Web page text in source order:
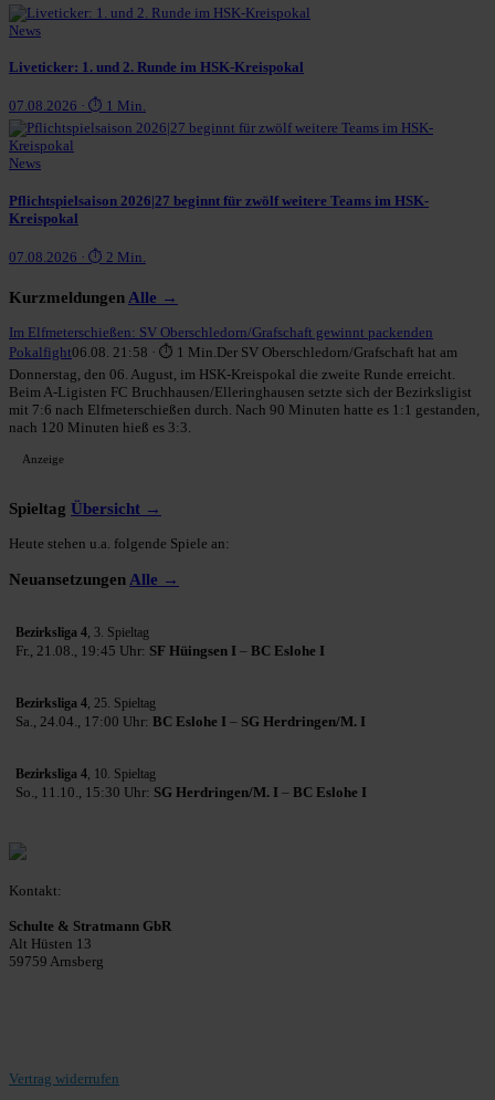
News
Liveticker: 1. und 2. Runde im HSK-Kreispokal
07.08.2026 · ⏱ 1 Min.
News
Pflichtspielsaison 2026|27 beginnt für zwölf weitere Teams im HSK-
Kreispokal
07.08.2026 · ⏱ 2 Min.
Kurzmeldungen Alle →
Im Elfmeterschießen: SV Oberschledorn/Grafschaft gewinnt packenden
Pokalfight06.08. 21:58 · ⏱ 1 Min.Der SV Oberschledorn/Grafschaft hat am
Donnerstag, den 06. August, im HSK-Kreispokal die zweite Runde erreicht.
Beim A-Ligisten FC Bruchhausen/Elleringhausen setzte sich der Bezirksligist
mit 7:6 nach Elfmeterschießen durch. Nach 90 Minuten hatte es 1:1 gestanden,
nach 120 Minuten hieß es 3:3.
Anzeige
Spieltag Übersicht →
Heute stehen u.a. folgende Spiele an:
Neuansetzungen Alle →
Bezirksliga 4, 3. Spieltag
Fr., 21.08., 19:45 Uhr: SF Hüingsen I – BC Eslohe I
Bezirksliga 4, 25. Spieltag
Sa., 24.04., 17:00 Uhr: BC Eslohe I – SG Herdringen/M. I
Bezirksliga 4, 10. Spieltag
So., 11.10., 15:30 Uhr: SG Herdringen/M. I – BC Eslohe I
Kontakt:
Schulte & Stratmann GbR
Alt Hüsten 13
59759 Arnsberg
Vertrag widerrufen